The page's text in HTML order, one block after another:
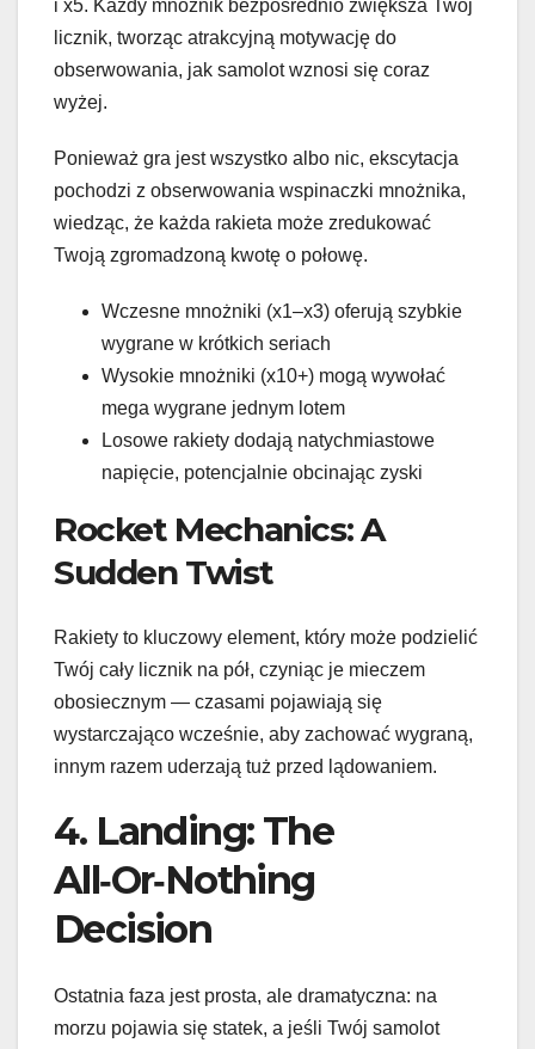
i x5. Każdy mnożnik bezpośrednio zwiększa Twój
licznik, tworząc atrakcyjną motywację do
obserwowania, jak samolot wznosi się coraz
wyżej.
Ponieważ gra jest wszystko albo nic, ekscytacja
pochodzi z obserwowania wspinaczki mnożnika,
wiedząc, że każda rakieta może zredukować
Twoją zgromadzoną kwotę o połowę.
Wczesne mnożniki (x1–x3) oferują szybkie
wygrane w krótkich seriach
Wysokie mnożniki (x10+) mogą wywołać
mega wygrane jednym lotem
Losowe rakiety dodają natychmiastowe
napięcie, potencjalnie obcinając zyski
Rocket Mechanics: A
Sudden Twist
Rakiety to kluczowy element, który może podzielić
Twój cały licznik na pół, czyniąc je mieczem
obosiecznym — czasami pojawiają się
wystarczająco wcześnie, aby zachować wygraną,
innym razem uderzają tuż przed lądowaniem.
4. Landing: The
All‑Or‑Nothing
Decision
Ostatnia faza jest prosta, ale dramatyczna: na
morzu pojawia się statek, a jeśli Twój samolot